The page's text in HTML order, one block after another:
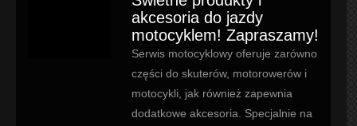
akcesoria do jazdy
motocyklem! Zapraszamy!
Serwis motocyklowy oferuje zarówno
części do skuterów, motorowerów i
motocykli, jak również zapewnia
dodatkowe akcesoria. Specjalnie na